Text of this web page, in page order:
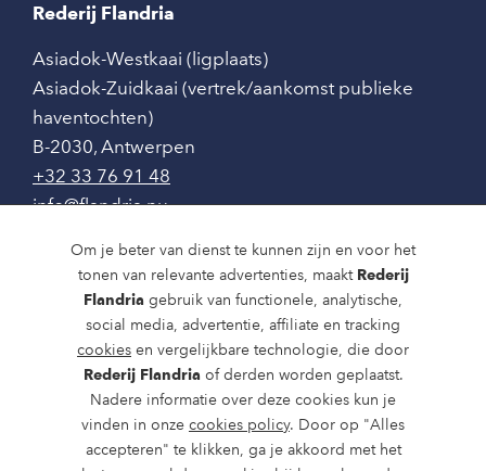
Om je beter van dienst te kunnen zijn en voor het
tonen van relevante advertenties, maakt Rederij
Flandria gebruik van functionele, analytische,
social media, advertentie, affiliate en tracking
cookies en vergelijkbare technologie, die door
Rederij Flandria of derden worden geplaatst.
Nadere informatie over deze cookies kun je
vinden in onze cookies policy. Door op "Alles
accepteren" te klikken, ga je akkoord met het
Rederij Flandria
Asiadok-Westkaai (ligplaats)
Asiadok-Zuidkaai (vertrek/aankomst publieke
haventochten)
B-2030, Antwerpen
+32 33 76 91 48
info@flandria.nu
Contact
Vaaragenda
Rondvaarten en dagtochten
Nieuws
Over ons